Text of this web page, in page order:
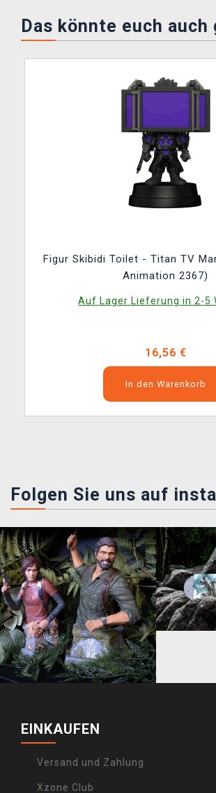
Das könnte euch
Figur Skibidi Toilet - Titan TV
Animation 2367)
Auf Lager Lieferung in 2-5
16,56 €
In den Warenkorb
Folgen Sie uns auf
EINKAUFEN
Versand und Zahlung
Xzone Club